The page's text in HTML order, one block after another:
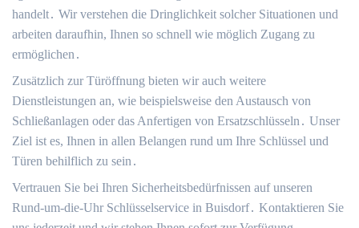
handelt․ Wir verstehen die Dringlichkeit solcher Situationen und
arbeiten daraufhin, Ihnen so schnell wie möglich Zugang zu
ermöglichen․
Zusätzlich zur Türöffnung bieten wir auch weitere
Dienstleistungen an, wie beispielsweise den Austausch von
Schließanlagen oder das Anfertigen von Ersatzschlüsseln․ Unser
Ziel ist es, Ihnen in allen Belangen rund um Ihre Schlüssel und
Türen behilflich zu sein․
Vertrauen Sie bei Ihren Sicherheitsbedürfnissen auf unseren
Rund-um-die-Uhr Schlüsselservice in Buisdorf․ Kontaktieren Sie